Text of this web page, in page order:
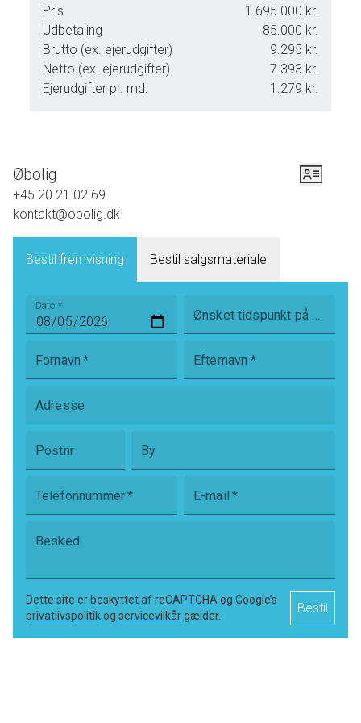
desuden forberedt mulighed for etablering af
vaskefaciliteter.
Ejendommen har gennemgået en omfattende renovering i
perioden 2019-2026, hvor boligen er moderniseret fra ende
til anden med stor respekt for husets karakter. Resultatet er
En bolig, der skal opleves.
Der er tilsluttet fjernvarme og vand fra Ærø Forsyning.
Energimærke, tilstandsrapport og elinstallationsrapport kan
bestilles på kontakt@obolig.dk
Pris
1.695.000 kr.
Udbetaling
85.000 kr.
Brutto (ex. ejerudgifter)
9.295 kr.
Netto (ex. ejerudgifter)
7.393 kr.
Ejerudgifter pr. md.
1.279 kr.
Øbolig
+45 20 21 02 69
kontakt@obolig.dk
Bestil fremvisning Bestil salgsmateriale
Dato *
Ønsket tidspunkt på dagen
Fornavn * Efternavn *
Adresse
Postnr By
Telefonnummer* E-mail *
Besked
Dette site er beskyttet af reCAPTCHA og Google’s
privatlivspolitikog servicevilkårgælder. Bestil